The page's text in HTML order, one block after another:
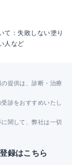
て：失敗しない塗り
人など
提供は、診断・治療
診をおすすめいたし
関して、弊社は一切
録はこちら